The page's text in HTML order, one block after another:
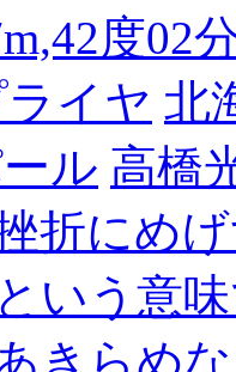
度02
イヤ 北
ル 高橋
折にめ
いう意
きらめ